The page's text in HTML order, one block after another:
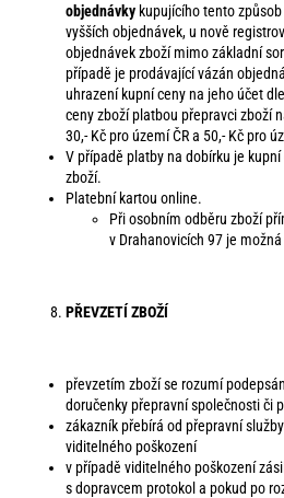
objednávky kupujícího tento
vyšších objednávek, u nově
objednávek zboží mimo základní
případě je prodávající vázán
uhrazení kupní ceny na jeho účet
ceny zboží platbou přepravci zboží
30,- Kč pro území ČR a 50,- Kč pro
V případě platby na dobírku je
zboží.
Platební kartou online.
Při osobním odběru zboží
v Drahanovicích 97 je
PŘEVZETÍ ZBOŽÍ
převzetím zboží se rozumí
doručenky přepravní společnosti či
zákazník přebírá od přepravní
viditelného poškození
v případě viditelného poškození
s dopravcem protokol a pokud po